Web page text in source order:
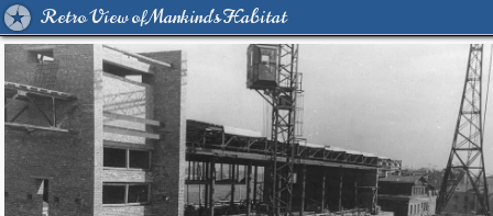
Retro View of Mankind's Habitat